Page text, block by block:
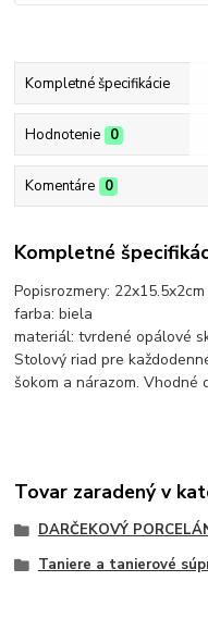
Kompletné špecifikácie
Hodnotenie 0
Komentáre 0
Kompletné
Popisrozmery: 22x15.5x2cm
farba: biela
materiál: tvrdené opálové
Stolový riad pre
šokom a nárazom. Vhodné
Tovar zaradený v
DARČEKOVÝ
Taniere a tanierové